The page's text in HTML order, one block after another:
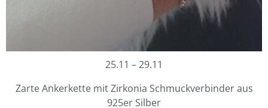
25.11 – 29.11
Zarte Ankerkette mit Zirkonia Schmuckverbinder aus
925er Silber